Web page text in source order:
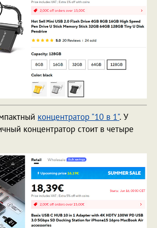
концентратор "10 в 1". У
концентратор стоит в четыре